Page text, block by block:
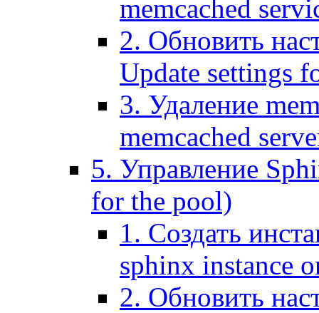
memcached
2. Обновить
Update settings
3. Удаление
memcached
5. Управление
for the pool)
1. Создать
sphinx instance
2. Обновить